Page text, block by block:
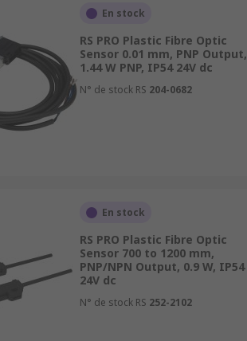
En stock
RS PRO Plastic Fibre Optic
Sensor 0.01 mm, PNP Output,
1.44 W PNP, IP54 24V dc
N° de stock RS 204-0682
En stock
RS PRO Plastic Fibre Optic
Sensor 700 to 1200 mm,
PNP/NPN Output, 0.9 W, IP54
24V dc
N° de stock RS 252-2102